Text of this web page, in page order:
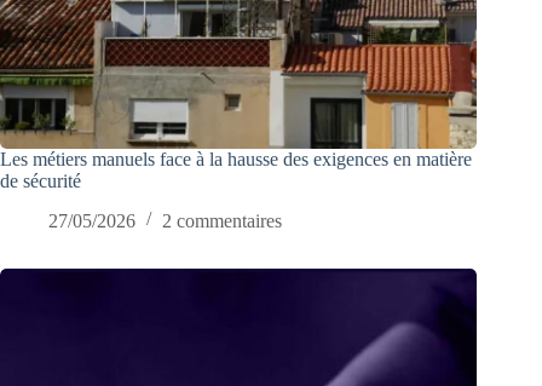
Les métiers manuels face à la hausse des exigences en matière
de sécurité
27/05/2026
2 commentaires